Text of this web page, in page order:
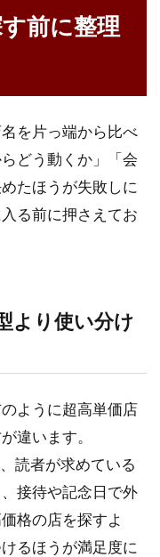
前に整理
を片っ端から比べ
どう動くか」「会
たほうが失敗しに
る前に押さえてお
より使い分け
ように超高単価店
違います。
読者が求めている
接待や記念日で外
格の店を探すよ
るほうが満足度に